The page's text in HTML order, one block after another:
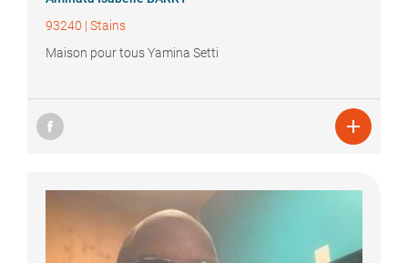
93240 | Stains
Maison pour tous Yamina Setti
